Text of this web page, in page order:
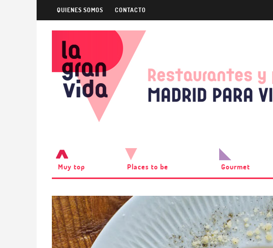
QUIENES SOMOS CONTACTO
Muy top Places to be Gourmet